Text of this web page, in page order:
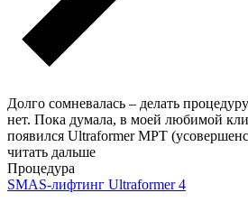
Долго сомневалась – делать
нет. Пока думала, в моей любимой
появился Ultraformer MPT (усовершенс
читать дальше
Процедура
SMAS-лифтинг Ultraformer 4